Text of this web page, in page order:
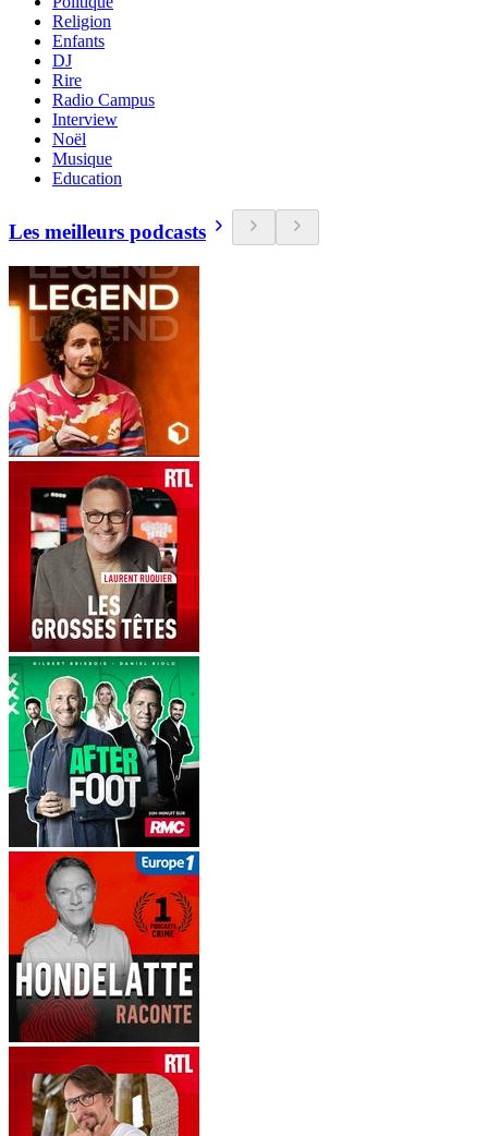
Religion
Enfants
DJ
Rire
Radio Campus
Interview
Noël
Musique
Education
Les meilleurs podcasts